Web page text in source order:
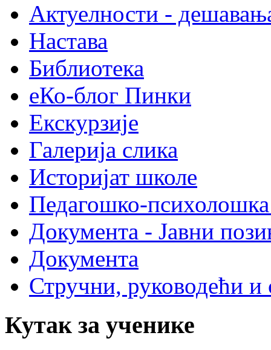
Актуелности -
Настава
Библиотека
еКо-блог Пинки
Екскурзије
Галерија слика
Историјат школе
Педагошко-психолошка
Документа - Јавни
Документа
Стручни, руководећи и
Кутак за ученике